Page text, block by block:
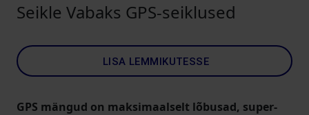
Seikle Vabaks GPS-seiklused
LISA LEMMIKUTESSE
GPS mängud on maksimaalselt lõbusad, super-